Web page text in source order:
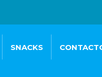
SNACKS